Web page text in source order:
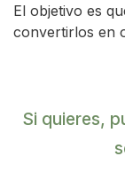
El objetivo es
convertirlos en
Si quieres,